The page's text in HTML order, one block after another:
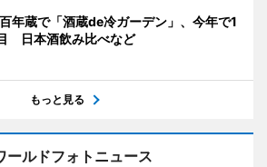
年蔵で「酒蔵de冷ガーデン」、今年で1
日本酒飲み比べなど
もっと見る
ールドフォトニュース